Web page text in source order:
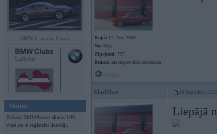
BMW 6. sērijas Coupe
Online
Pašreiz BMWPower skatās 106
viesi un 4 reģistrēti lietotāji.
Kopš: 11. Nov 2006
No: Rīga
Ziņojumi: 797
Braucu ar: nepievilktu zobsiksnu
MadMax 28. Mar 2009, 15:55
Liepājā